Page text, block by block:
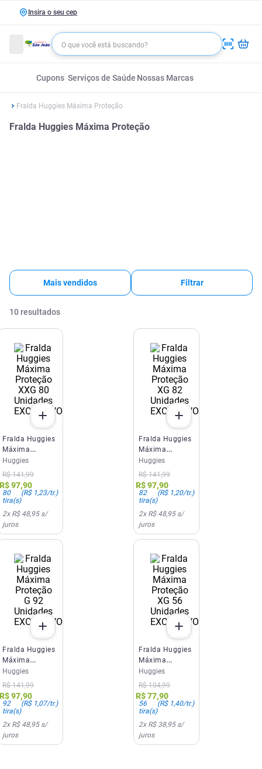
Insira o seu cep
Cupons Serviços de Saúde Nossas Marcas
Fralda Huggies Máxima Proteção
Fralda Huggies Máxima Proteção
Mais vendidos Filtrar
10 resultados
EXCLUSIVO SITE E APP
Fralda Huggies
Máxima
Proteção XXG
80 Unidades
Huggies
R$ 141,99
R$97,90
80
tira(s)
(R$ 1,23/tr.)
2x R$ 48,95s/
juros
EXCLUSIVO SITE E APP
Fralda Huggies
Máxima
Proteção XG 82
Unidades
Huggies
R$ 141,99
R$97,90
82
tira(s)
(R$ 1,20/tr.)
2x R$ 48,95s/
juros
EXCLUSIVO SITE E APP
Fralda Huggies
Máxima
Proteção G 92
Unidades
Huggies
R$ 141,99
R$97,90
92
tira(s)
(R$ 1,07/tr.)
2x R$ 48,95s/
juros
EXCLUSIVO SITE E APP
Fralda Huggies
Máxima
Proteção XG 56
Unidades
Huggies
R$ 104,99
R$77,90
56
tira(s)
(R$ 1,40/tr.)
2x R$ 38,95s/
juros